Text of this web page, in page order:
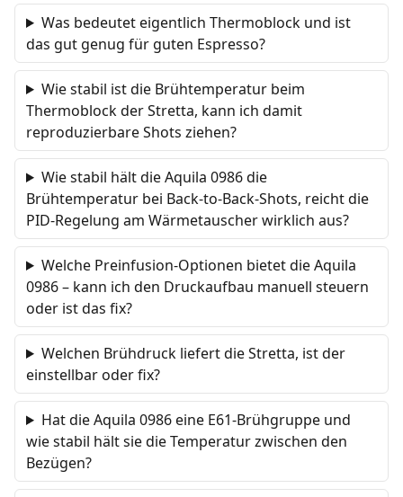
Was bedeutet eigentlich Thermoblock und ist
das gut genug für guten Espresso?
Wie stabil ist die Brühtemperatur beim
Thermoblock der Stretta, kann ich damit
reproduzierbare Shots ziehen?
Wie stabil hält die Aquila 0986 die
Brühtemperatur bei Back-to-Back-Shots, reicht die
PID-Regelung am Wärmetauscher wirklich aus?
Welche Preinfusion-Optionen bietet die Aquila
0986 – kann ich den Druckaufbau manuell steuern
oder ist das fix?
Welchen Brühdruck liefert die Stretta, ist der
einstellbar oder fix?
Hat die Aquila 0986 eine E61-Brühgruppe und
wie stabil hält sie die Temperatur zwischen den
Bezügen?